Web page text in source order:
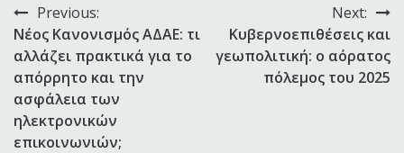
Πλοήγηση
άρθρων
Previous:
Νέος Κανονισμός ΑΔΑΕ: τι
αλλάζει πρακτικά για το
απόρρητο και την
ασφάλεια των
ηλεκτρονικών
επικοινωνιών;
Next:
Κυβερνοεπιθέσεις και
γεωπολιτική: ο αόρατος
πόλεμος του 2025